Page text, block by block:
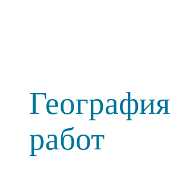
География
работ